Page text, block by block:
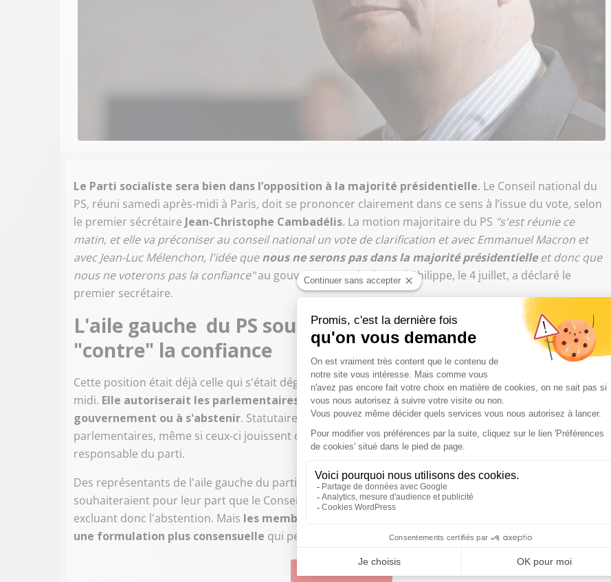
Le Parti socialiste sera bien dans l’opposition à la majorité présidentielle. Le Conseil national du
PS, réuni samedi après-midi à Paris, doit se prononcer clairement dans ce sens à l’issue du vote, selon
le premier sécrétaire Jean-Christophe Cambadélis. La motion majoritaire du PS "s'est réunie ce
matin, et elle va préconiser au conseil national un vote de clarification et avec Emmanuel Macron et
avec Jean-Luc Mélenchon, l'idée quenous ne serons pas dans la majorité présidentielleet donc que
nous ne voterons pas la confiance"au gouvernement d'Edouard Philippe, le 4 juillet, a déclaré le
premier secrétaire.
L'aile gauche du PS souhaite que le Conseil se prononce
"contre" la confiance
Cette position était déjà celle qui s'était dégagée des travaux du Bureau national du parti, mardi après-
midi. Elle autoriserait les parlementaires socialistes à voter contre la confiance au
gouvernement ou à s'abstenir. Statutairement, les décisions du Conseil national s'imposent aux
parlementaires, même si ceux-ci jouissent constitutionnellement d'une liberté de vote, a souligné un
responsable du parti.
Des représentants de l'aile gauche du parti, comme Guillaume Balas ou Marie-Noëlle Lienemann,
souhaiteraient pour leur part que le Conseil national se prononce pour un vote
excluant donc l'abstention. Mais les membres de la motion majoritaire plaident pour en rester à
une formulation plus consensuelle qui permette d'obtenir l'unanimité.